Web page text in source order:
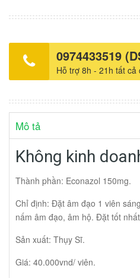
0974433519
Hỗ trợ 8h - 21h tất cả
Mô tả
Không kinh
Thành phần: Econazol 150mg.
Chỉ định: Đặt âm đạo 1 viên
nấm âm đạo, âm hộ. Đặt tốt
Sản xuất: Thụy Sĩ.
Giá: 40.000vnd/ viên.